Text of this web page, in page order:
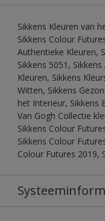
Sikkens Kleuren van
Sikkens Colour
Authentieke Kleuren,
Sikkens 5051,
Kleuren, Sikkens
Witten, Sikkens
het Interieur, Sikkens
Van Gogh Collectie
Sikkens Colour
Sikkens Colour
Colour Futures 2019,